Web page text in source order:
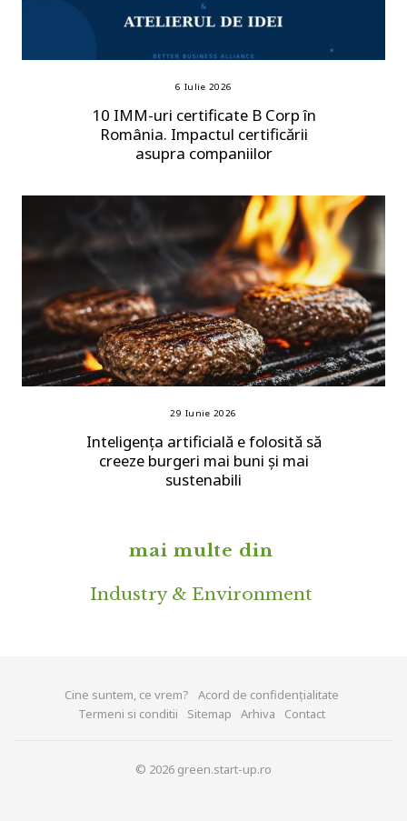
6 Iulie 2026
10 IMM-uri certificate B Corp în
România. Impactul certificării
asupra companiilor
29 Iunie 2026
Inteligența artificială e folosită să
creeze burgeri mai buni și mai
sustenabili
mai multe din
Industry & Environment
Cine suntem, ce vrem?
Acord de confidențialitate
Termeni si conditii
Sitemap Arhiva Contact
© 2026 green.start-up.ro